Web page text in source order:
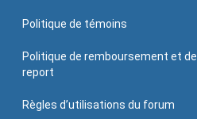
Politique de témoins
Politique de remboursement et de
report
Règles d’utilisations du forum